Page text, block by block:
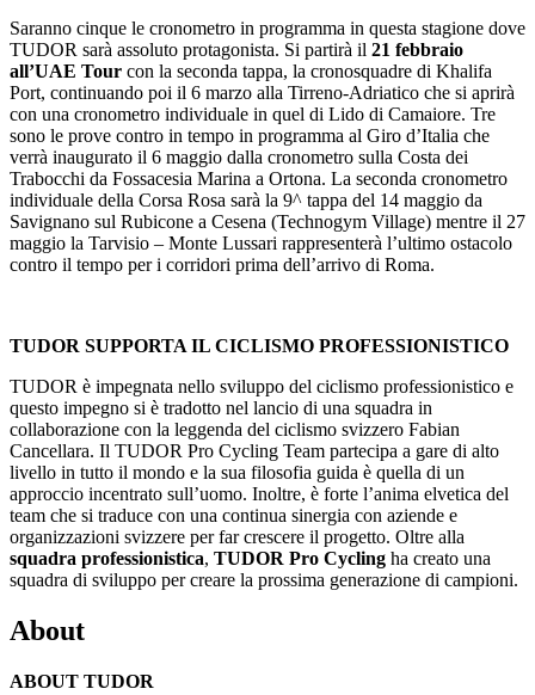
Saranno cinque le cronometro in programma in questa stagione dove
TUDOR sarà assoluto protagonista. Si partirà il 21 febbraio
all’UAE Tour con la seconda tappa, la cronosquadre di Khalifa
Port, continuando poi il 6 marzo alla Tirreno-Adriatico che si aprirà
con una cronometro individuale in quel di Lido di Camaiore. Tre
sono le prove contro in tempo in programma al Giro d’Italia che
verrà inaugurato il 6 maggio dalla cronometro sulla Costa dei
Trabocchi da Fossacesia Marina a Ortona. La seconda cronometro
individuale della Corsa Rosa sarà la 9^ tappa del 14 maggio da
Savignano sul Rubicone a Cesena (Technogym Village) mentre il 27
maggio la Tarvisio – Monte Lussari rappresenterà l’ultimo ostacolo
contro il tempo per i corridori prima dell’arrivo di Roma.
TUDOR SUPPORTA IL CICLISMO PROFESSIONISTICO
TUDOR è impegnata nello sviluppo del ciclismo professionistico e
questo impegno si è tradotto nel lancio di una squadra in
collaborazione con la leggenda del ciclismo svizzero Fabian
Cancellara. Il TUDOR Pro Cycling Team partecipa a gare di alto
livello in tutto il mondo e la sua filosofia guida è quella di un
approccio incentrato sull’uomo. Inoltre, è forte l’anima elvetica del
team che si traduce con una continua sinergia con aziende e
organizzazioni svizzere per far crescere il progetto. Oltre alla
squadra professionistica, TUDOR Pro Cycling ha creato una
squadra di sviluppo per creare la prossima generazione di campioni.
About
ABOUT TUDOR